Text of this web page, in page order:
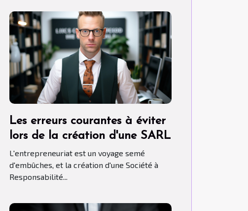
Les erreurs courantes à éviter
lors de la création d'une SARL
L'entrepreneuriat est un voyage semé
d'embûches, et la création d'une Société à
Responsabilité...